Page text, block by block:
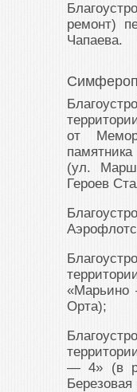
ремонт)
Чапаева.
от
(ул.
Героев
Орта);
— 4» (в